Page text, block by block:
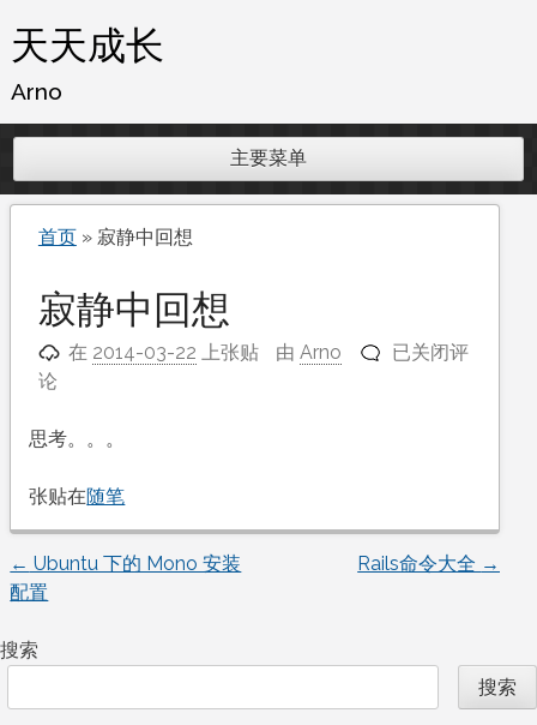
跳
至
内
天天成长
Arno
主要菜单
首页» 寂静中回想
寂静中回想
在 2014-03-22 上张贴 由Arno
寂
已关闭评
论
思考。。。
张贴在随笔
文
章
← Ubuntu 下的 Mono 安装
配置
Rails命令大全 →
搜索
搜索